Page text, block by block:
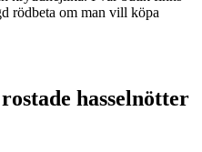
rödbeta om man vill köpa
hasselnötter